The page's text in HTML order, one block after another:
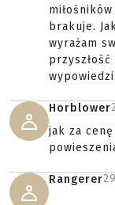
brakuje.
wyrażam
Horblower
jak za
Rangerer